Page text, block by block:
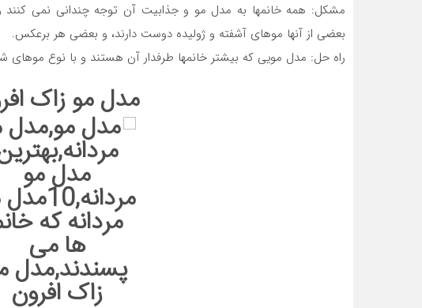
مشکل: همه خانمها به مدل مو و جذابیت آن توجه چندانی نمی کنند
بعضی از آنها موهای آشفته و ژولیده دوست دارند، و بعضی هر برعکس.
راه حل: مدل مویی که بیشتر خانمها طرفدار آن هستند و با نوع موهای
مدل مو زاک